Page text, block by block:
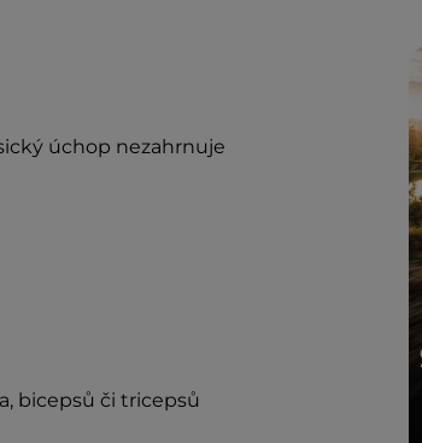
úchop nezahrnuje
bicepsů či tricepsů